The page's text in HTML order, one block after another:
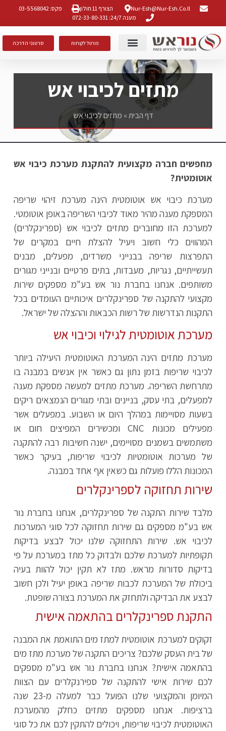
Nur-Esh@nur-Esh.co.il הצורף 11 חולון
פקס: 03-5568042
מענה 24/7: 072-33-80-331
פורטל לקוחות סרטוני הדרכה
מתזים לכיבוי אש
דף הבית» מתזים לכיבוי אש
מחפשים חברה מקצועית להתקנת מערכת כיבוי אש
אוטומטית?
מערכת כיבוי אש אוטומטית הינה מערכת זיהוי שריפה
המספקת מענה מהיר מאוד לכיבוי השריפה באופן אוטומטי.
למערכת הזו מחוברים מתזים לכיבוי אש (ספרינקלרים)
המהווים כלי חשוב ויעיל להצלת חיים במקרים של
התפרצות שריפה בבנייני משרדים, מפעלים, מבנים
תעשייתיים, נגריות, מעבדות, בתים פרטיים ובנייני מגורים
משותפים. אנחנו בחברת נור אש בע"מ מספקים שירות
מקצועי להתקנה של ספרינקלרים איכותיים העומדים בכל
התקנות הנדרשות של רשות הכבאות וההצלה של ישראל.
מערכת אוטומטית לגילוי וכיבוי אש
מערכת מתזים הינה המערכת האוטומטית היעילה ביותר
לכיבוי שריפות בזמן נתון גם כאשר אין אנשים במבנה בו
מתרחשת השריפה. מערכת מתזים למעשה מספקת מענה
למפעלים, בתי עסק, בניינים ובתי מגורים הנמצאים ריקים
בשעות מסויימות במהלך היום או השבוע. במפעלים אשר
מפעילים מכונות CNC ומכשירים המפיצים חום או
משתמשים בשמנים מסויימים, ישנה חשיבות רבה להתקנה
של מערכות אוטומטיות לכיבוי שריפות, בעיקר כאשר
המכונות הללו פועלות גם כשאין אף אחד במבנה.
שירות תחזוקה לספרינקלרים
מלבד שירות התקנה של ספרינקלרים, אנחנו בחברת נור
אש בע"מ מספקים גם שירות תחזוקה לכל סוגי המערכות
לכיבוי אש. שירות התחזוקה שלנו יכול לבצע בדיקות
תקופתיות למערכת שלכם ולבדוק כל מתז במערכת על פי
בדיקות סדורות מראש. מתז לא תקין יכול להוות בעיה
ביכולת של המערכת לכבות שריפה באופן יעיל ולכן חשוב
לבצע את הבדיקה ולתחזק את המערכת בצורה שופטת.
התקנת ספרינקלרים בהתאמה אישית
זקוקים למערכת אוטומטית למתז מים התואמת את המבנה
של בית העסק שלכם? צריכים התקנה של מערכת מתז מים
בהתאמה אישית? אנחנו בחברת נור אש בע"מ מספקים
לכם שירות אישי להתקנה של ספירנקלרים עם הצוות
המיומן והמקצועי שלנו הפועל כבר למעלה מ-23 שנה
ברציפות. אנחנו מספקים מתזים כחלק מהמערכת
האוטומטית לכיבוי שריפות, ויכולים להתקין לכם את כל סוגי